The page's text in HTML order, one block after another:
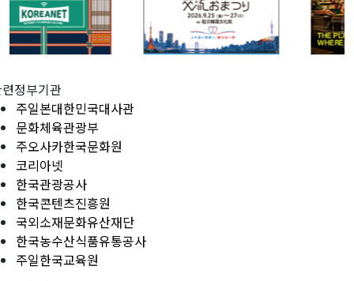
정부기관
주일본대한민국대사관
문화체육관광부
주오사카한국문화원
코리아넷
한국관광공사
한국콘텐츠진흥원
국외소재문화유산재단
한국농수산식품유통공사
주일한국교육원